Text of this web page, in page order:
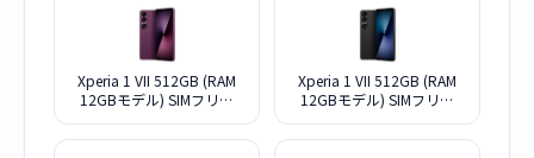
Xperia 1 VII 512GB (RAM
12GBモデル) SIMフリー
Xperia 1 VII 512GB (RAM
12GBモデル) SIMフリー